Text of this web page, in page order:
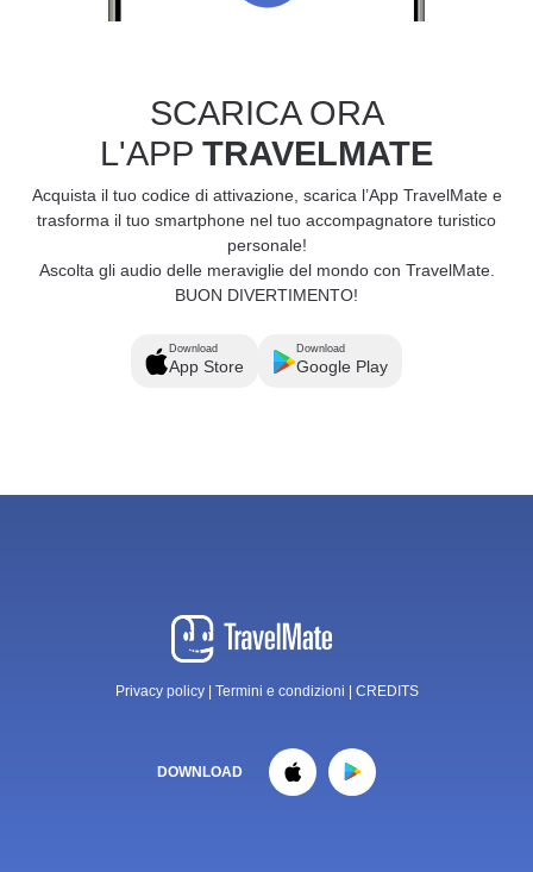
SCARICA ORA
L'APP TRAVELMATE
Acquista il tuo codice di attivazione, scarica l’App TravelMate e
trasforma il tuo smartphone nel tuo accompagnatore turistico
personale!
Ascolta gli audio delle meraviglie del mondo con TravelMate.
BUON DIVERTIMENTO!
Download
App Store
Download
Google Play
Privacy policy| Termini e condizioni CREDITS
DOWNLOAD